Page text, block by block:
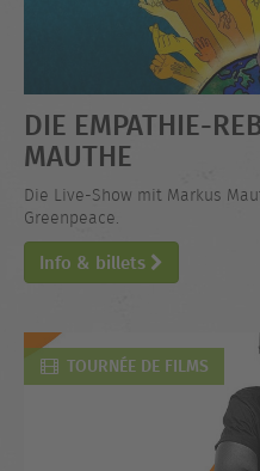
DIE EMPATHIE-
MAUTHE
Die Live-Show mit Markus
Greenpeace.
Info & billets
TOURNÉE DE FILMS